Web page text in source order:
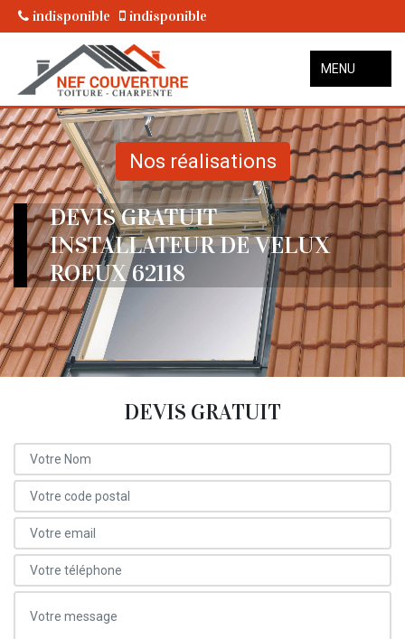
indisponible indisponible
MENU
Nos réalisations
DEVIS GRATUIT
INSTALLATEUR DE VELUX
ROEUX 62118
DEVIS GRATUIT